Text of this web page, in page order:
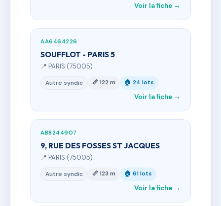
Voir la fiche →
AA6464226
SOUFFLOT - PARIS 5
📍 PARIS (75005)
Autre syndic 📏 122 m 🏠 24 lots
Voir la fiche →
AB8244907
9, RUE DES FOSSES ST JACQUES
📍 PARIS (75005)
Autre syndic 📏 123 m 🏠 61 lots
Voir la fiche →